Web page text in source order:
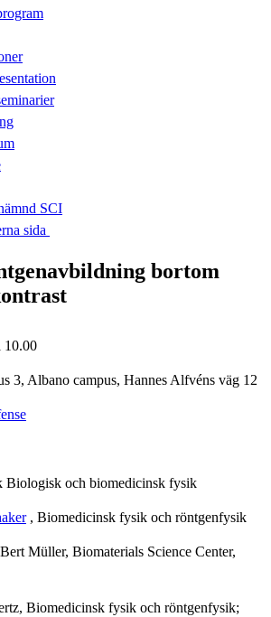
SCI
sida​​​​​​​
bortom
10.00
3, Albano campus, Hannes Alfvéns väg 12
Biologisk och biomedicinsk fysik
, Biomedicinsk fysik och röntgenfysik
Müller, Biomaterials Science Center,
Biomedicinsk fysik och röntgenfysik;